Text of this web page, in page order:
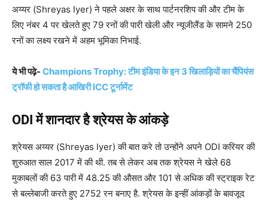
अय्यर (Shreyas Iyer) ने पहले अक्षर के साथ पार्टनरशिप की और टीम के
लिए नंबर 4 पर खेलते हुए 79 रनों की पारी खेली और न्यूजीलैंड के सामने 250
रनों का लक्ष्य रखने में अहम भूमिका निभाई.
ये भी पढ़े- Champions Trophy: टीम इंडिया के इन 3 खिलाड़ियों का चैंपियंस
ट्रॉफी हो सकता है आखिरी ICC टूर्नामेंट
ODI में शानदार है श्रेयस के आंकड़े
श्रेयस अय्यर (Shreyas Iyer) की बात करे तो उन्होंने अपने ODI करियर की
शुरुआत साल 2017 में की थी. तब से लेकर अब तक श्रेयस ने खेले 68
मुकाबलों की 63 पारी में 48.25 की औसत और 101 से अधिक की स्ट्राइक रेट
से बल्लेबाजी करते हुए 2752 रन बनाए है. श्रेयस के इन्हीं आंकड़ों के बावजूद